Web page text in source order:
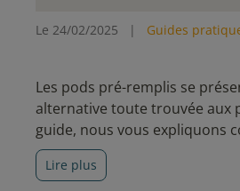
Le 24/02/2025 | Guides
Les pods pré-remplis se
alternative toute trouvée aux
guide, nous vous expliquons
fonctionne ce type de matériel
d'utilisation.
Lire plus